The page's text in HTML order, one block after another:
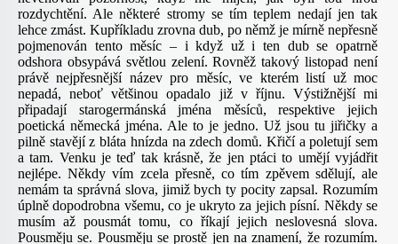
rozdychtění. Ale některé stromy se tím teplem nedají jen tak
lehce zmást. Kupříkladu zrovna dub, po němž je mírně nepřesně
pojmenován tento měsíc – i když už i ten dub se opatrně
odshora obsypává světlou zelení. Rovněž takový listopad není
právě nejpřesnější název pro měsíc, ve kterém listí už moc
nepadá, neboť většinou opadalo již v říjnu. Výstižnější mi
připadají starogermánská jména měsíců, respektive jejich
poetická německá jména. Ale to je jedno. Už jsou tu jiřičky a
pilně stavějí z bláta hnízda na zdech domů. Křičí a poletují sem
a tam. Venku je teď tak krásně, že jen ptáci to umějí vyjádřit
nejlépe. Někdy vím zcela přesně, co tím zpěvem sdělují, ale
nemám ta správná slova, jimiž bych ty pocity zapsal. Rozumím
úplně dopodrobna všemu, co je ukryto za jejich písní. Někdy se
musím až pousmát tomu, co říkají jejich neslovesná slova.
Pousměju se. Pousměju se prostě jen na znamení, že rozumím.